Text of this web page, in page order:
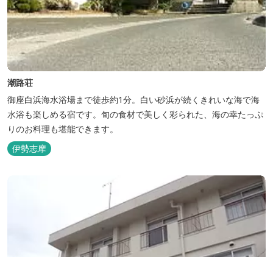
潮路荘
御座白浜海水浴場まで徒歩約1分。白い砂浜が続くきれいな海で海
水浴も楽しめる宿です。旬の食材で美しく彩られた、海の幸たっぷ
りのお料理も堪能できます。
伊勢志摩